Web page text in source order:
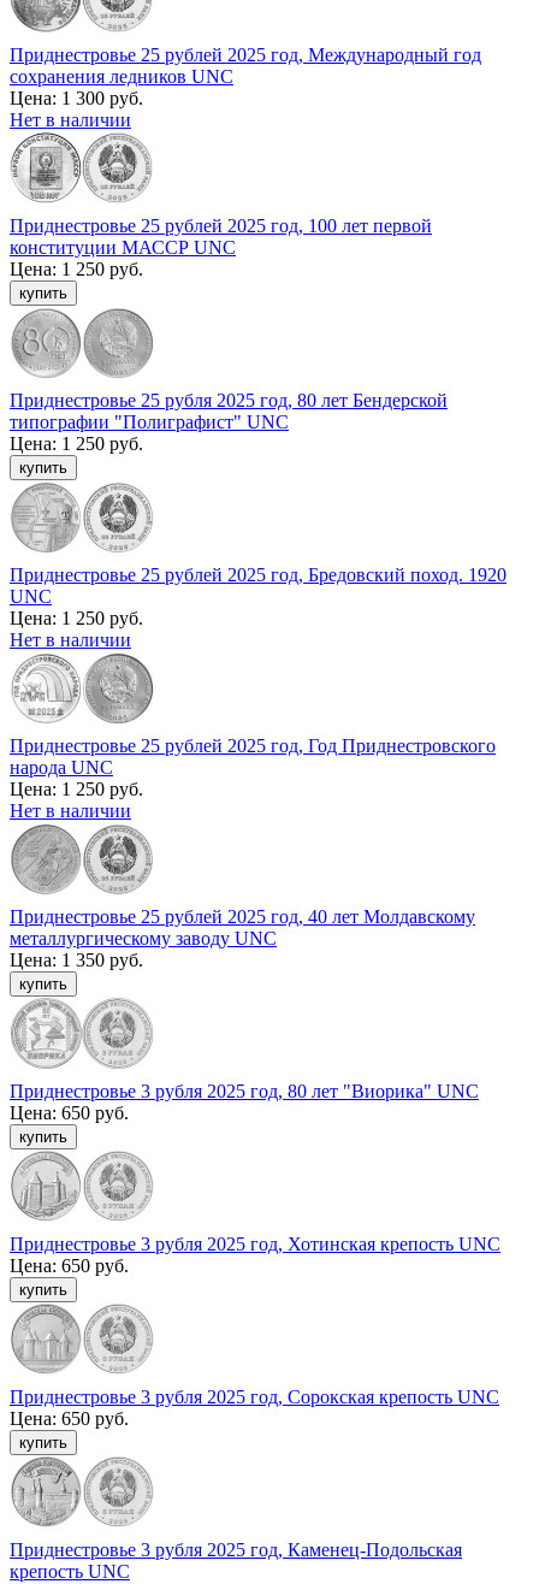
Приднестровье 25 рублей 2025 год, Международный год
сохранения ледников UNC
Цена: 1 300 руб.
Нет в наличии
Приднестровье 25 рублей 2025 год, 100 лет первой
конституции МАССР UNC
Цена: 1 250 руб.
Приднестровье 25 рубля 2025 год, 80 лет Бендерской
типографии "Полиграфист" UNC
Цена: 1 250 руб.
Приднестровье 25 рублей 2025 год, Бредовский поход. 1920
UNC
Цена: 1 250 руб.
Нет в наличии
Приднестровье 25 рублей 2025 год, Год Приднестровского
народа UNC
Цена: 1 250 руб.
Нет в наличии
Приднестровье 25 рублей 2025 год, 40 лет Молдавскому
металлургическому заводу UNC
Цена: 1 350 руб.
Приднестровье 3 рубля 2025 год, 80 лет "Виорика" UNC
Цена: 650 руб.
Приднестровье 3 рубля 2025 год, Хотинская крепость UNC
Цена: 650 руб.
Приднестровье 3 рубля 2025 год, Сорокская крепость UNC
Цена: 650 руб.
Приднестровье 3 рубля 2025 год, Каменец-Подольская
крепость UNC